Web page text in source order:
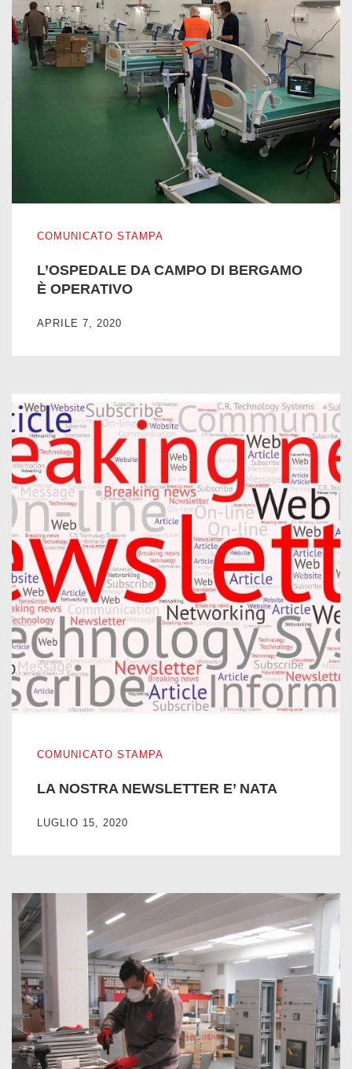
COMUNICATO STAMPA
L’OSPEDALE DA CAMPO DI BERGAMO
È OPERATIVO
APRILE 7, 2020
COMUNICATO STAMPA
LA NOSTRA NEWSLETTER E’ NATA
LUGLIO 15, 2020